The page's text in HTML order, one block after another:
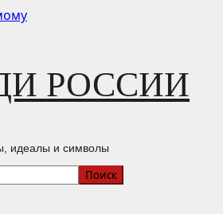
РОССИИ
идеалы и символы